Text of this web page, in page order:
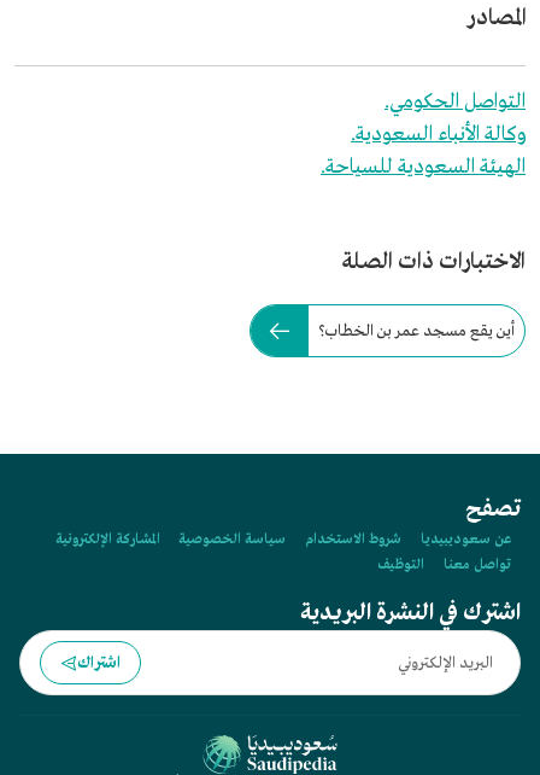
المصادر
التواصل الحكومي.
وكالة الأنباء السعودية.
الهيئة السعودية للسياحة.
الاختبارات ذات الصلة
أين يقع مسجد عمر بن الخطاب؟
تصفح
عن سعوديبيديا شروط الاستخدام سياسة الخصوصية
المشاركة الإلكترونية
تواصل معنا
التوظيف
اشترك في النشرة البريدية
اشتراك